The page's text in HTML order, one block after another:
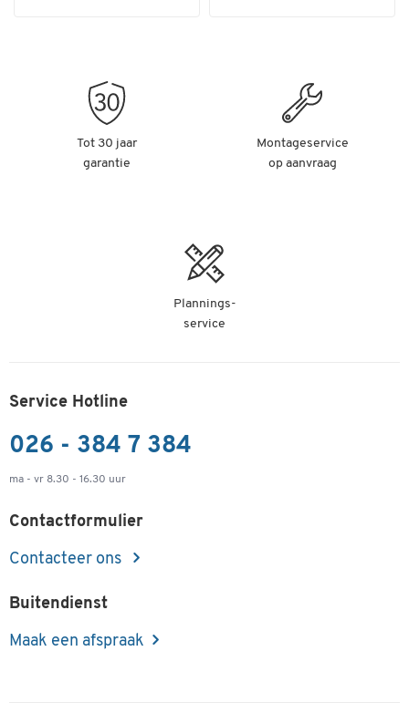
Tot 30 jaar
garantie
Montageservice
op aanvraag
Plannings-
service
Service Hotline
026 - 384 7 384
ma - vr 8.30 - 16.30 uur
Contactformulier
Contacteer ons
Buitendienst
Maak een afspraak